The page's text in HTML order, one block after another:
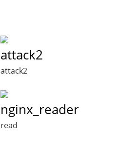
attack2
attack2
nginx_reader
read